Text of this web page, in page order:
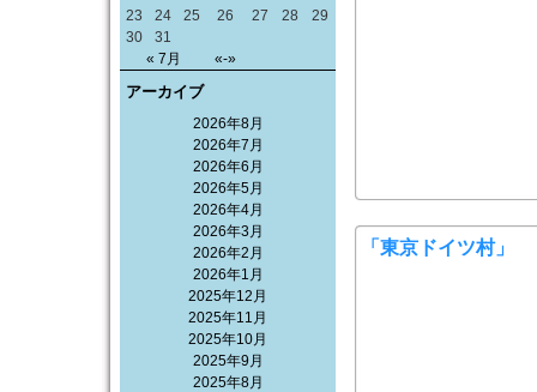
« 7月 «-»
23
24 25 26 27 28
29
30
31
アーカイブ
2026年8月
2026年7月
2026年6月
2026年5月
2026年4月
2026年3月
2026年2月
2026年1月
2025年12月
2025年11月
2025年10月
2025年9月
2025年8月
「東京ドイツ村」